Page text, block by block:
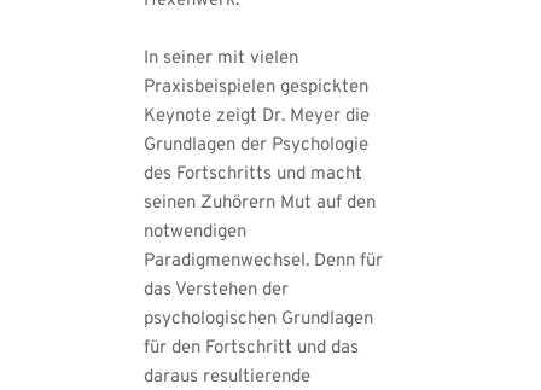
In seiner mit vielen
Praxisbeispielen gespickten
Keynote zeigt Dr. Meyer die
Grundlagen der Psychologie
des Fortschritts und macht
seinen Zuhörern Mut auf den
notwendigen
Paradigmenwechsel. Denn für
das Verstehen der
psychologischen Grundlagen
für den Fortschritt und das
daraus resultierende